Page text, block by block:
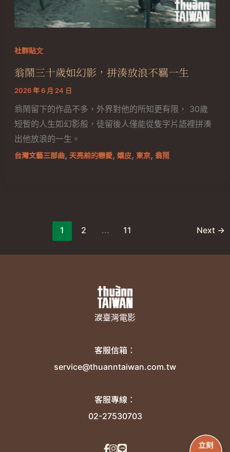
社群貼文
翁鬧三十歲如幻影，拼湊放浪不羈一生
2026 年 6 月 24 日
翁鬧留下的作品不多，外界對他的所知更有限， 30歲
短暫的人生如幻影般，徒留後人僅能從隻字片語裡拼湊
出他放浪的一生。
台灣文藝三部曲, 天亮前的戀愛, 嬉皮, 東京, 翁鬧
1 2 ... 11 Next →
湠臺灣電影
客服信箱：
service@thuanntaiwan.com.tw
客服專線：
02-27530703